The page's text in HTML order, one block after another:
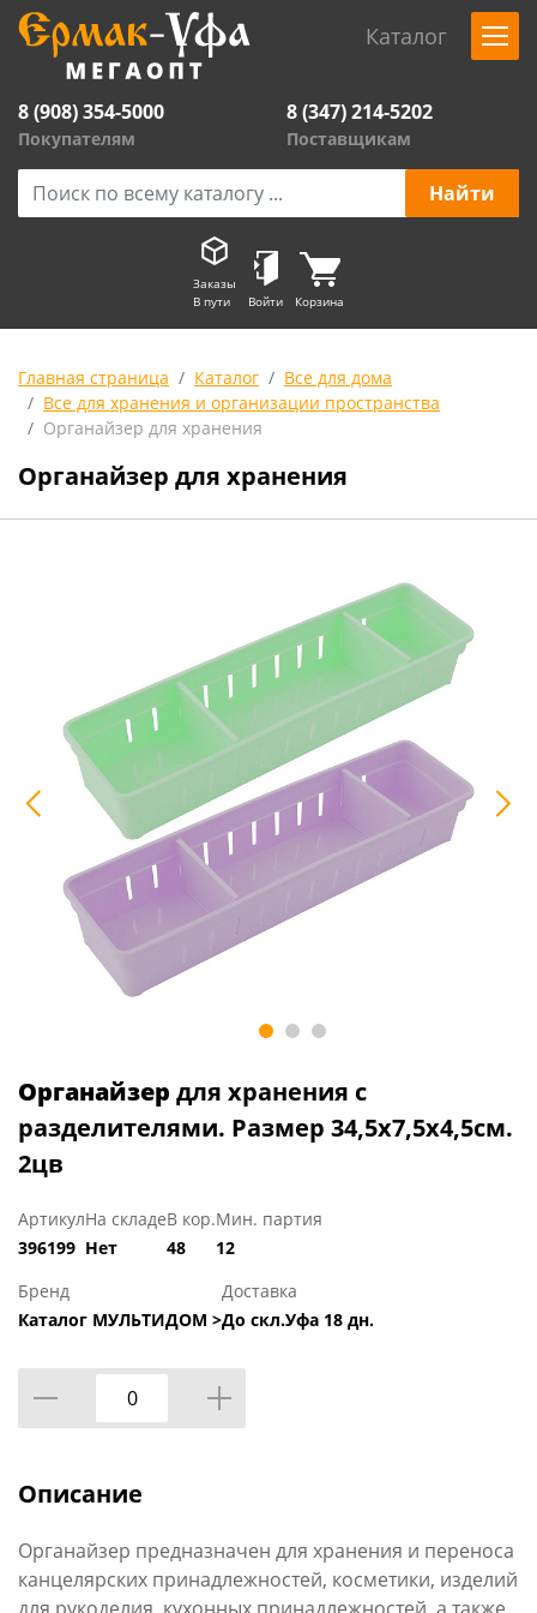
Каталог
8 (908) 354-5000
Покупателям
8 (347) 214-5202
Поставщикам
Заказы
В пути
Войти Корзина
Главная страница Каталог
Все для дома
Все для хранения и организации пространства
Органайзер для хранения
Органайзер для хранения
Органайзер для хранения с
разделителями. Размер 34,5х7,5х4,5см.
2цв
Артикул
396199
На складе
Нет
В кор.
48
Мин. партия
12
Бренд
Каталог МУЛЬТИДОМ >
Доставка
До скл.Уфа 18 дн.
Описание
Органайзер предназначен для хранения и переноса
канцелярских принадлежностей, косметики, изделий